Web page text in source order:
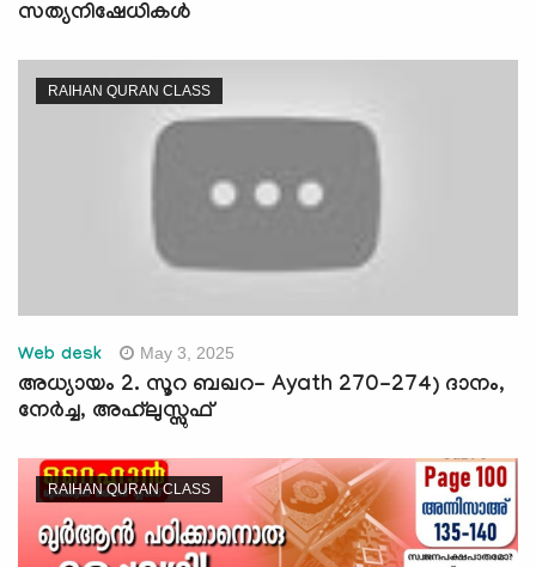
സത്യനിഷേധികൾ
RAIHAN QURAN CLASS
Web desk May 3, 2025
അധ്യായം 2. സൂറ ബഖറ- Ayath 270-274) ദാനം,
നേർച്ച, അഹ്‌ലുസ്സുഫ്
RAIHAN QURAN CLASS